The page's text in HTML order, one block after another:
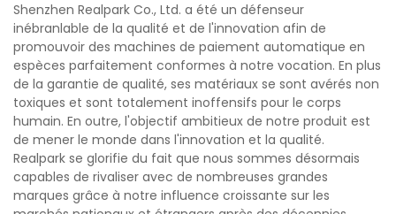
Shenzhen Realpark Co., Ltd. a été un défenseur
inébranlable de la qualité et de l'innovation afin de
promouvoir des machines de paiement automatique en
espèces parfaitement conformes à notre vocation. En plus
de la garantie de qualité, ses matériaux se sont avérés non
toxiques et sont totalement inoffensifs pour le corps
humain. En outre, l'objectif ambitieux de notre produit est
de mener le monde dans l'innovation et la qualité.
Realpark se glorifie du fait que nous sommes désormais
capables de rivaliser avec de nombreuses grandes
marques grâce à notre influence croissante sur les